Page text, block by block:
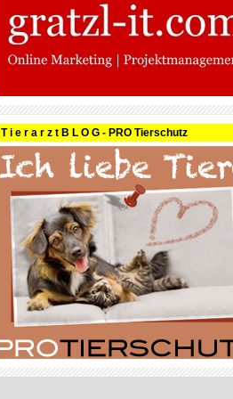
T i e r a r z t B L O G - PRO Tierschutz